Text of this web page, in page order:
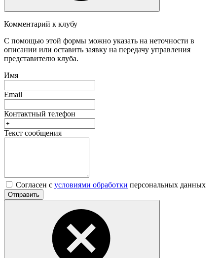
Комментарий к клубу
С помощью этой формы можно указать на неточности в
описании или оставить заявку на передачу управления
представителю клуба.
Имя
Email
Контактный телефон
Текст сообщения
Согласен с условиями обработки персональных данных
Отправить